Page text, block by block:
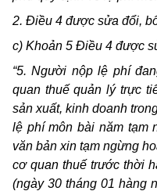
2. Điều 4 được sửa đổi,
c) Khoản 5 Điều 4 được
“5. Người nộp lệ phí
quan thuế quản lý trực
sản xuất, kinh doanh
lệ phí môn bài năm tạm
văn bản xin tạm ngừng
cơ quan thuế trước thời
(ngày 30 tháng 01 hàng